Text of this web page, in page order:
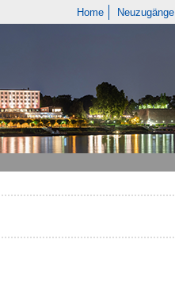
Home Neuzugänge